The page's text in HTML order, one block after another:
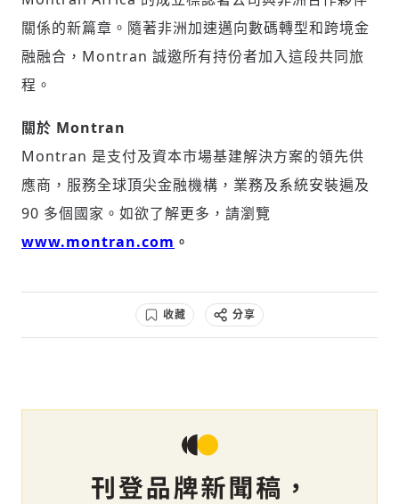
關係的新篇章。隨著非洲加速邁向數碼轉型和跨境金
融融合，Montran 誠邀所有持份者加入這段共同旅
程。
關於 Montran
Montran 是支付及資本市場基建解決方案的領先供
應商，服務全球頂尖金融機構，業務及系統安裝遍及
90 多個國家。如欲了解更多，請瀏覽
www.montran.com 。
收藏 分享